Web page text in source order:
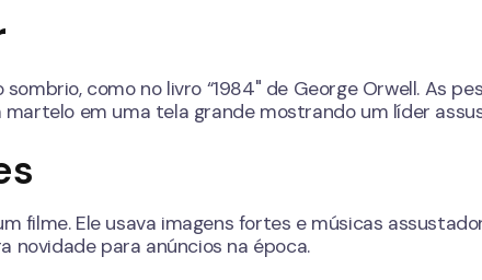
como no livro “1984" de George Orwell. As
em uma tela grande mostrando um líder
filme. Ele usava imagens fortes e músicas
novidade para anúncios na época.